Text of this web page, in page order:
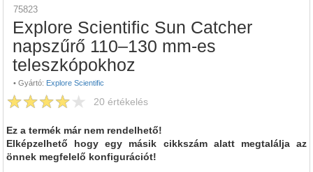
75823
Explore Scientific Sun Catcher
napszűrő 110–130 mm-es
teleszkópokhoz
• Gyártó: Explore Scientific
20 értékelés
Ez a termék már nem rendelhető!
Elképzelhető hogy egy másik cikkszám alatt megtalálja az
önnek megfelelő konfigurációt!